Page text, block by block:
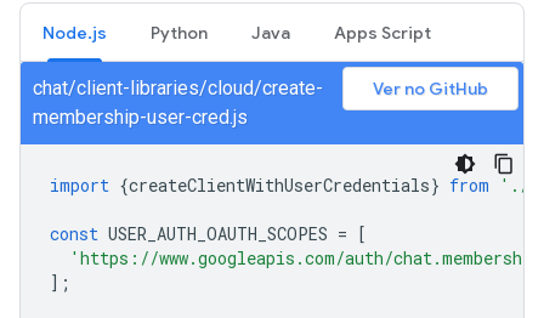
Node.js Python Java Apps Script
chat/client-libraries/cloud/create-
membership-user-cred.js
Ver no GitHub
import {createClientWithUserCredentials} from './
const USER_AUTH_OAUTH_SCOPES = [
'https://www.googleapis.com/auth/
];